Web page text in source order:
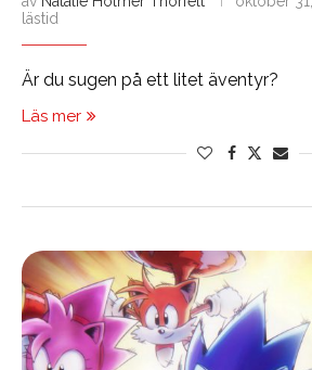
lästid
Är du sugen på ett litet äventyr?
Läs mer